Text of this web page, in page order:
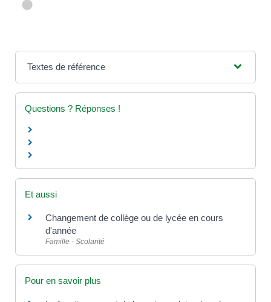
Textes de référence
Questions ? Réponses !
Et aussi
Changement de collège ou de lycée en cours
d'année
Famille - Scolarité
Pour en savoir plus